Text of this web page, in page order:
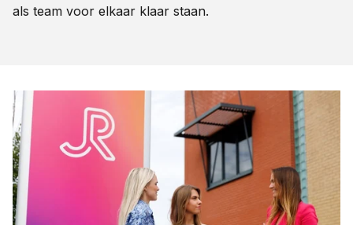
als team voor elkaar klaar staan.